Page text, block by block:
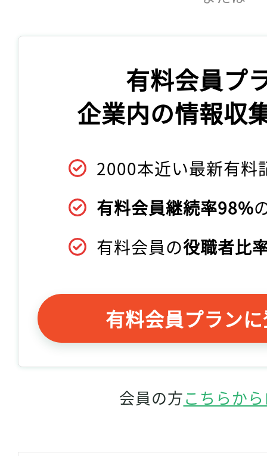
有料会員プ
企業内の情報収
2000本近い最新有料
有料会員継続率98%
有料会員の役職者比
有料会員プラン
会員の方こちらか